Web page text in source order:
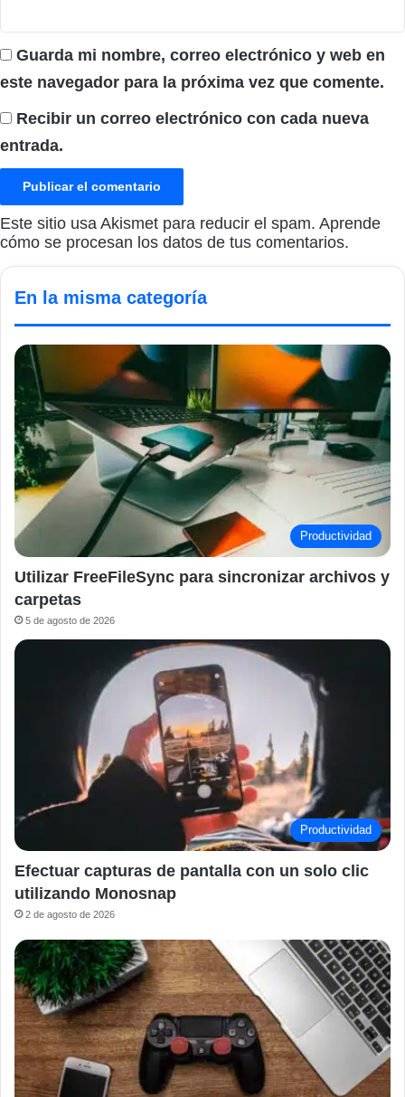
Guarda mi nombre, correo electrónico y web en
este navegador para la próxima vez que comente.
Recibir un correo electrónico con cada nueva
entrada.
Este sitio usa Akismet para reducir el spam. Aprende
cómo se procesan los datos de tus comentarios.
En la misma categoría
Productividad
Utilizar FreeFileSync para sincronizar archivos y
carpetas
5 de agosto de 2026
Productividad
Efectuar capturas de pantalla con un solo clic
utilizando Monosnap
2 de agosto de 2026